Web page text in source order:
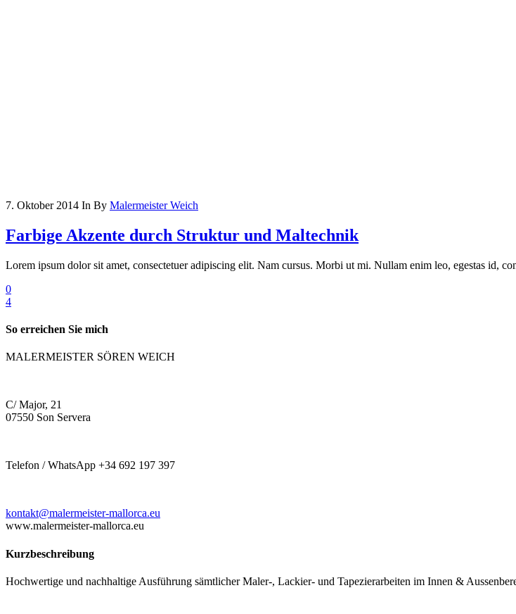
7. Oktober 2014 In By Malermeister Weich
Farbige Akzente durch Struktur und Maltechnik
Lorem ipsum dolor sit amet, consectetuer adipiscing elit. Nam cursus. Morbi ut mi. Nullam enim leo, egestas id,
0
4
So erreichen Sie mich
MALERMEISTER SÖREN WEICH
C/ Major, 21
07550 Son Servera
Telefon / WhatsApp +34 692 197 397
kontakt@malermeister-mallorca.eu
www.malermeister-mallorca.eu
Kurzbeschreibung
Hochwertige und nachhaltige Ausführung sämtlicher Maler-, Lackier- und Tapezierarbeiten im Innen &